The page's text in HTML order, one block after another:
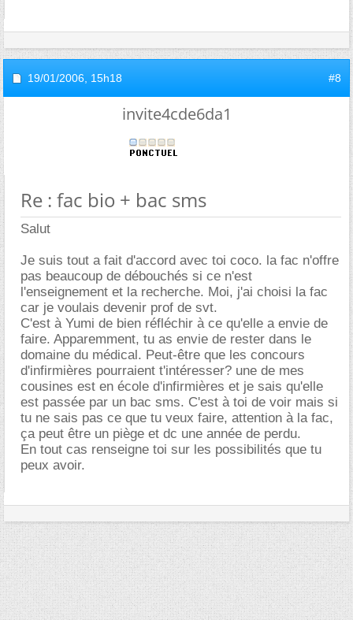
19/01/2006, 15h18 #8
invite4cde6da1
Re : fac bio + bac sms
Salut
Je suis tout a fait d'accord avec toi coco. la fac n'offre
pas beaucoup de débouchés si ce n'est
l'enseignement et la recherche. Moi, j'ai choisi la fac
car je voulais devenir prof de svt.
C'est à Yumi de bien réfléchir à ce qu'elle a envie de
faire. Apparemment, tu as envie de rester dans le
domaine du médical. Peut-être que les concours
d'infirmières pourraient t'intéresser? une de mes
cousines est en école d'infirmières et je sais qu'elle
est passée par un bac sms. C'est à toi de voir mais si
tu ne sais pas ce que tu veux faire, attention à la fac,
ça peut être un piège et dc une année de perdu.
En tout cas renseigne toi sur les possibilités que tu
peux avoir.